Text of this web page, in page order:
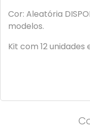
Cor: Aleatória
modelos.
Kit com 12